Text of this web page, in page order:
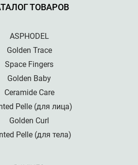
ТОВАРОВ
ASPHODEL
Golden Trace
Space Fingers
Golden Baby
Ceramide Care
Pelle (для лица)
Golden Curl
Pelle (для тела)